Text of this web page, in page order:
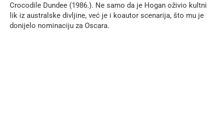
Crocodile Dundee (1986.). Ne samo da je Hogan oživio kultni
lik iz australske divljine, već je i koautor scenarija, što mu je
donijelo nominaciju za Oscara.